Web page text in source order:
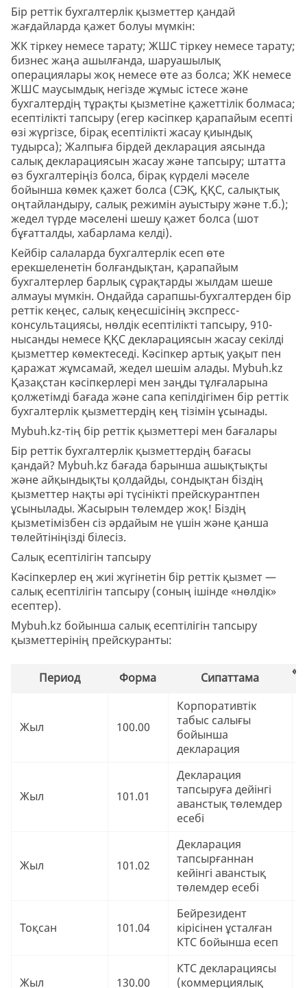
Бір реттік бухгалтерлік қызметтер қандай
жағдайларда қажет болуы мүмкін:
ЖК тіркеу немесе тарату; ЖШС тіркеу немесе тарату;
бизнес жаңа ашылғанда, шаруашылық
операциялары жоқ немесе өте аз болса; ЖК немесе
ЖШС маусымдық негізде жұмыс істесе және
бухгалтердің тұрақты қызметіне қажеттілік болмаса;
есептілікті тапсыру (егер кәсіпкер қарапайым есепті
өзі жүргізсе, бірақ есептілікті жасау қиындық
тудырса); Жалпыға бірдей декларация аясында
салық декларациясын жасау және тапсыру; штатта
өз бухгалтеріңіз болса, бірақ күрделі мәселе
бойынша көмек қажет болса (СЭҚ, ҚҚС, салықтық
оңтайландыру, салық режимін ауыстыру және т.б.);
жедел түрде мәселені шешу қажет болса (шот
бұғатталды, хабарлама келді).
Кейбір салаларда бухгалтерлік есеп өте
ерекшеленетін болғандықтан, қарапайым
бухгалтерлер барлық сұрақтарды жылдам шеше
алмауы мүмкін. Ондайда сарапшы-бухгалтерден бір
реттік кеңес, салық кеңесшісінің экспресс-
консультациясы, нөлдік есептілікті тапсыру, 910-
нысанды немесе ҚҚС декларациясын жасау секілді
қызметтер көмектеседі. Кәсіпкер артық уақыт пен
қаражат жұмсамай, жедел шешім алады. Mybuh.kz
Қазақстан кәсіпкерлері мен заңды тұлғаларына
қолжетімді бағада және сапа кепілдігімен бір реттік
бухгалтерлік қызметтердің кең тізімін ұсынады.
Mybuh.kz-тің бір реттік қызметтері мен бағалары
Бір реттік бухгалтерлік қызметтердің бағасы
қандай? Mybuh.kz бағада барынша ашықтықты
және айқындықты қолдайды, сондықтан біздің
қызметтер нақты әрі түсінікті прейскурантпен
ұсынылады. Жасырын төлемдер жоқ! Біздің
қызметімізбен сіз әрдайым не үшін және қанша
төлейтініңізді білесіз.
Салық есептілігін тапсыру
Кәсіпкерлер ең жиі жүгінетін бір реттік қызмет —
салық есептілігін тапсыру (соның ішінде «нөлдік»
есептер).
Mybuh.kz бойынша салық есептілігін тапсыру
қызметтерінің прейскуранты:
Период Форма Сипаттама
Жыл 100.00
Корпоративтік
табыс салығы
бойынша
декларация
Жыл 101.01
Декларация
тапсыруға дейінгі
аванстық төлемдер
есебі
Жыл 101.02
Декларация
тапсырғаннан
кейінгі аванстық
төлемдер есебі
Тоқсан 101.04
Бейрезидент
кірісінен ұсталған
КТС бойынша есеп
Жыл 130.00
КТС декларациясы
(коммерциялық